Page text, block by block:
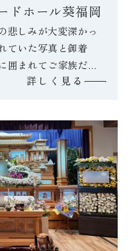
ドホール葵福岡
悲しみが大変深かっ
ていた写真と御着
囲まれてご家族だけ
ました。詳しく見る